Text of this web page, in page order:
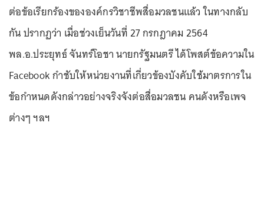
ต่อข้อเรียกร้องขององค์กรวิชาชีพสื่อมวลชนแล้ว ในทางกลับ
กัน ปรากฏว่า เมื่อช่วงเย็นวันที่ 27 กรกฎาคม 2564
พล.อ.ประยุทธ์ จันทร์โอชา นายกรัฐมนตรี ได้โพสต์ข้อความใน
Facebook กำชับให้หน่วยงานที่เกี่ยวข้องบังคับใช้มาตรการใน
ข้อกำหนดดังกล่าวอย่างจริงจังต่อสื่อมวลชน คนดังหรือเพจ
ต่างๆ ฯลฯ